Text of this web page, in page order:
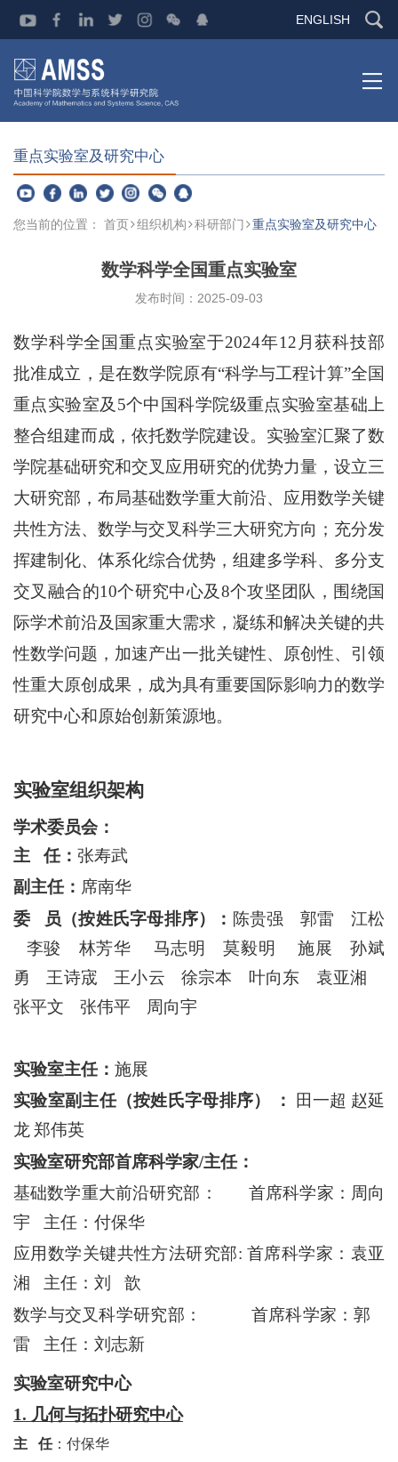
ENGLISH
重点实验室及研究中心
您当前的位置： 首页 组织机构 科研部门 重点实验室及研究中心
数学科学全国重点实验室
发布时间：2025-09-03
数学科学全国重点实验室于2024年12月获科技部
批准成立，是在数学院原有“科学与工程计算”全国
重点实验室及5个中国科学院级重点实验室基础上
整合组建而成，依托数学院建设。实验室汇聚了数
学院基础研究和交叉应用研究的优势力量，设立三
大研究部，布局基础数学重大前沿、应用数学关键
共性方法、数学与交叉科学三大研究方向；充分发
挥建制化、体系化综合优势，组建多学科、多分支
交叉融合的10个研究中心及8个攻坚团队，围绕国
际学术前沿及国家重大需求，凝练和解决关键的共
性数学问题，加速产出一批关键性、原创性、引领
性重大原创成果，成为具有重要国际影响力的数学
研究中心和原始创新策源地。
实验室组织架构
学术委员会：
主
任： 张寿武
副主任： 席南华
委
员（按姓氏字母排序）： 陈贵强 郭雷
江松
李骏
林芳华 马志明 莫毅明 施展
孙斌
勇
王诗宬 王小云 徐宗本 叶向东
袁亚湘
张平文
张伟平 周向宇
实验室主任： 施展
实验室副主任（按姓氏字母排序）
： 田一超 赵延
龙郑伟英
实验室研究部首席科学家/主任：
基础数学重大前沿研究部：
首席科学家：周向
宇
主任：付保华
应用数学关键共性方法研究部:首席科学家：袁亚
湘
主任：刘
歆
数学与交叉科学研究部：
首席科学家：郭
雷
主任：刘志新
实验室研究中心
1. 几何与拓扑研究中心
主 任：付保华